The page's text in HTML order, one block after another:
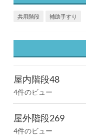
共用階段 補助手すり
屋内階段48
4件のビュー
屋外階段269
4件のビュー